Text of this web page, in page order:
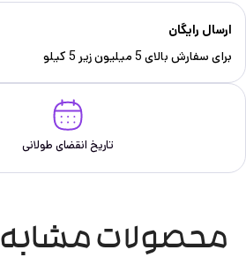
ارسال رایگان
برای سفارش‌ بالای 5 میلیون زیر 5 کیلو
تاریخ انقضای طولانی
محصولات مشابه